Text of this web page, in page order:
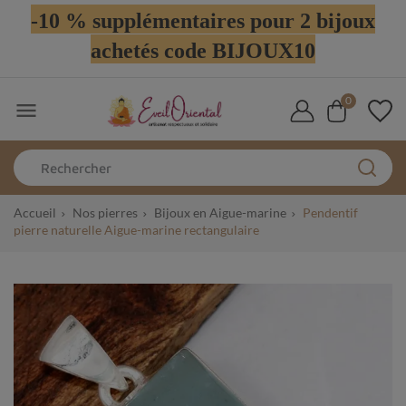
-10 % supplémentaires pour 2 bijoux
achetés code BIJOUX10
 0
Accueil Nos pierres Bijoux en Aigue-marine
Pendentif
pierre naturelle Aigue-marine rectangulaire